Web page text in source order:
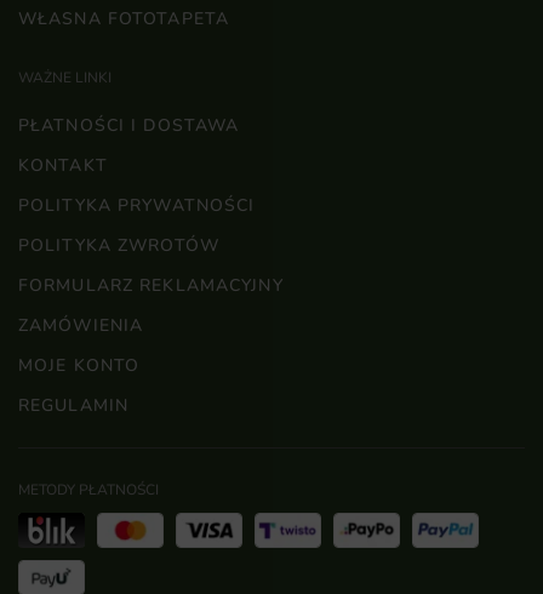
WŁASNA FOTOTAPETA
WAŻNE LINKI
PŁATNOŚCI I DOSTAWA
KONTAKT
POLITYKA PRYWATNOŚCI
POLITYKA ZWROTÓW
FORMULARZ REKLAMACYJNY
ZAMÓWIENIA
MOJE KONTO
REGULAMIN
METODY PŁATNOŚCI